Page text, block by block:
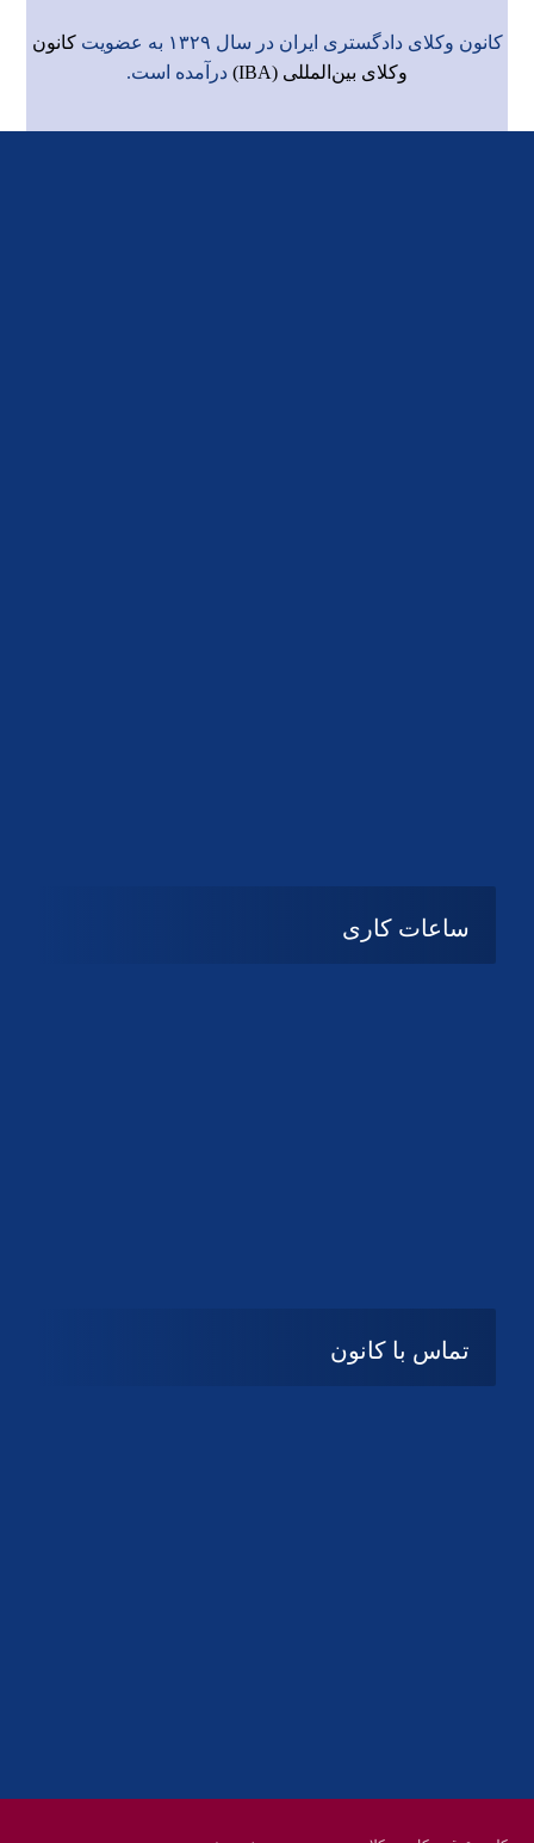
کانون وکلای دادگستری ایران در سال ۱۳۲۹ به عضویت
کانون
وکلای بین‌المللی (IBA)
درآمده است.
ساعات کاری
تماس با کانون